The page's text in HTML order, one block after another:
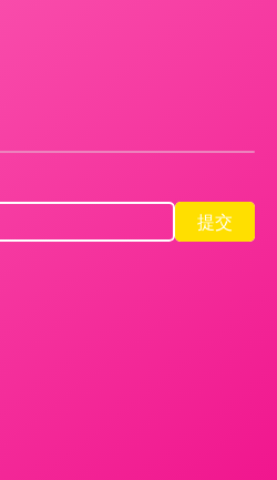
提交
提交